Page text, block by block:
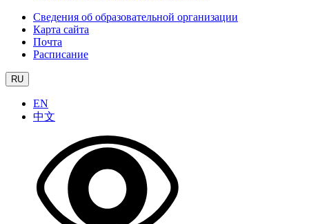
Сведения об образовательной организации
Карта сайта
Почта
Расписание
RU
EN
中文